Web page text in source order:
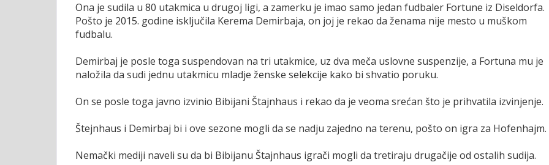
Ona je sudila u 80 utakmica u drugoj ligi, a zamerku je imao samo jedan fudbaler Fortune iz Diseldorfa.
Pošto je 2015. godine isključila Kerema Demirbaja, on joj je rekao da ženama nije mesto u muškom
fudbalu.
Demirbaj je posle toga suspendovan na tri utakmice, uz dva meča uslovne suspenzije, a Fortuna mu je
naložila da sudi jednu utakmicu mladje ženske selekcije kako bi shvatio poruku.
On se posle toga javno izvinio Bibijani Štajnhaus i rekao da je veoma srećan što je prihvatila izvinjenje.
Štejnhaus i Demirbaj bi i ove sezone mogli da se nadju zajedno na terenu, pošto on igra za Hofenhajm.
Nemački mediji naveli su da bi Bibijanu Štajnhaus igrači mogli da tretiraju drugačije od ostalih sudija.